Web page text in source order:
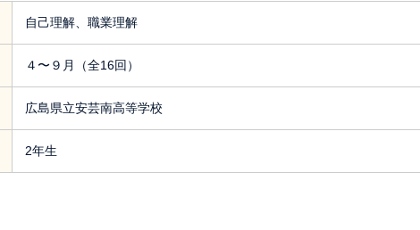
自己理解、職業理解
４〜９月（全16回）
広島県立安芸南高等学校
2年生